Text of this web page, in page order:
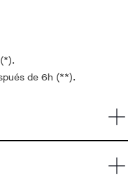
de 6h (**).